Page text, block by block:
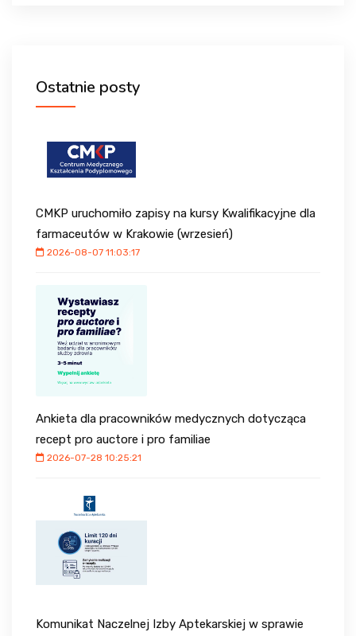
Ostatnie posty
CMKP uruchomiło zapisy na kursy Kwalifikacyjne dla
farmaceutów w Krakowie (wrzesień)
2026-08-07 11:03:17
Ankieta dla pracowników medycznych dotycząca
recept pro auctore i pro familiae
2026-07-28 10:25:21
Komunikat Naczelnej Izby Aptekarskiej w sprawie